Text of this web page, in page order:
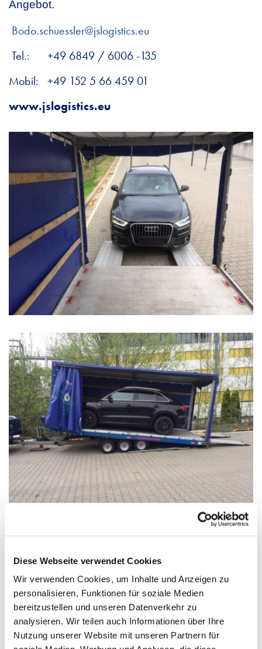
Diese Webseite verwendet Cookies
Wir verwenden Cookies, um Inhalte und Anzeigen zu
personalisieren, Funktionen für soziale Medien
bereitzustellen und unseren Datenverkehr zu
analysieren. Wir teilen auch Informationen über Ihre
Nutzung unserer Website mit unseren Partnern für
Angebot.
Bodo.schuessler@jslogistics.eu
Tel.: +49 6849 / 6006 -135
Mobil:
+49 152 5 66 459 01
www.jslogistics.eu